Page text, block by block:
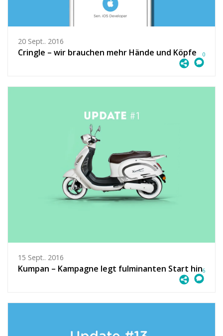
20 Sept.. 2016
Cringle – wir brauchen mehr Hände und Köpfe 0
15 Sept.. 2016
Kumpan – Kampagne legt fulminanten Start hin6